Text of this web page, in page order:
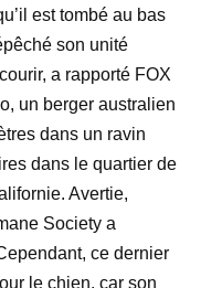
est tombé au bas
son unité
a rapporté FOX
un berger australien
dans un ravin
dans le quartier de
Avertie,
Society a
ce dernier
le chien, car son